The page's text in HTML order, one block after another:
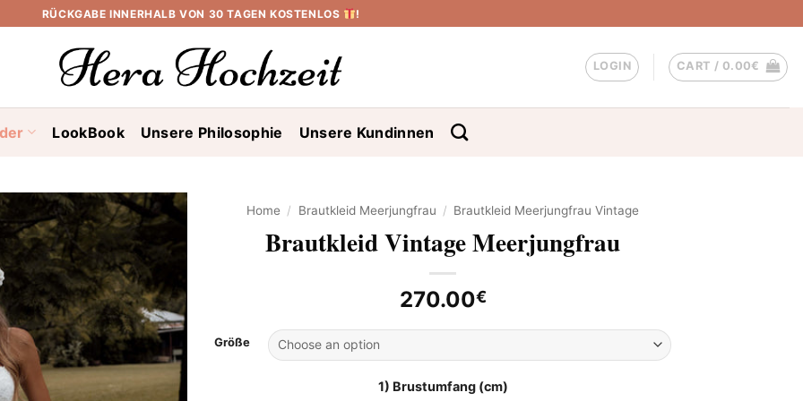
RÜCKGABE INNERHALB VON 30 TAGEN KOSTENLOS !
LOGIN CART / 0.00€
LookBook Unsere Philosophie Unsere Kundinnen
Home / Brautkleid Meerjungfrau / Brautkleid Meerjungfrau Vintage
Brautkleid Vintage Meerjungfrau
270.00€
Größe
1) Brustumfang (cm)